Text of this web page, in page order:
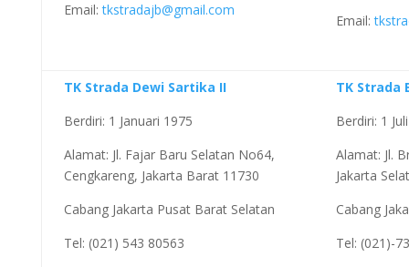
Email:tkstradajb@gmail.com
Email:
TK Strada Dewi Sartika II
Berdiri: 1 Januari 1975
Alamat: Jl. Fajar Baru Selatan No64,
Cengkareng, Jakarta Barat 11730
Cabang Jakarta Pusat Barat Selatan
Tel: (021) 543 80563
TK Strada
Berdiri: 1
Alamat: Jl.
Jakarta
Cabang
Tel: (021)-